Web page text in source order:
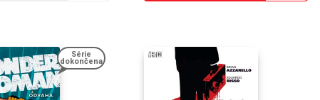
Série
dokončena